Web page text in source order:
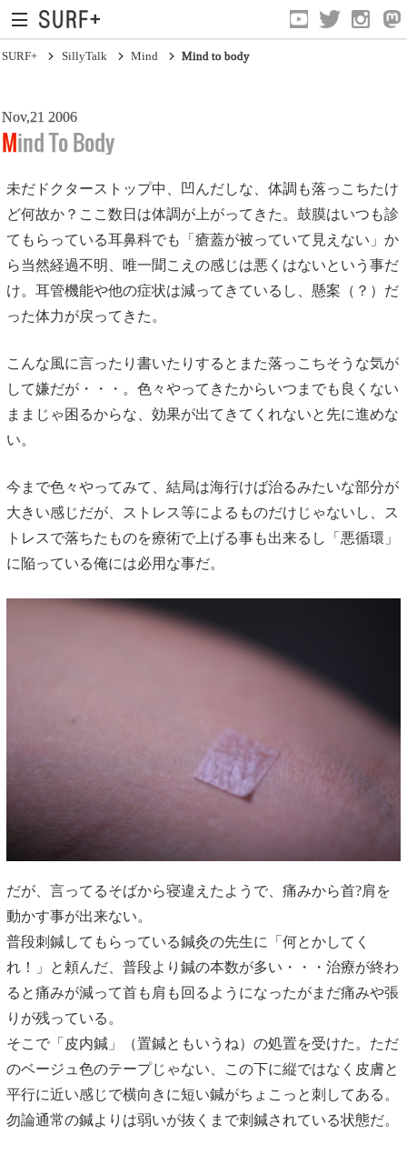
Current Affairs
Life In Surfing
Vibration
Mind
Clips
SURF+ SillyTalk Mind Mind to body
Nov,21 2006
Mind To Body
未だドクターストップ中、凹んだしな、体調も落っこちたけ
ど何故か？ここ数日は体調が上がってきた。鼓膜はいつも診
てもらっている耳鼻科でも「瘡蓋が被っていて見えない」か
ら当然経過不明、唯一聞こえの感じは悪くはないという事だ
け。耳管機能や他の症状は減ってきているし、懸案（？）だ
った体力が戻ってきた。
こんな風に言ったり書いたりするとまた落っこちそうな気が
して嫌だが・・・。色々やってきたからいつまでも良くない
ままじゃ困るからな、効果が出てきてくれないと先に進めな
い。
今まで色々やってみて、結局は海行けば治るみたいな部分が
大きい感じだが、ストレス等によるものだけじゃないし、ス
トレスで落ちたものを療術で上げる事も出来るし「悪循環」
に陥っている俺には必用な事だ。
だが、言ってるそばから寝違えたようで、痛みから首?肩を
動かす事が出来ない。
普段刺鍼してもらっている鍼灸の先生に「何とかしてく
れ！」と頼んだ、普段より鍼の本数が多い・・・治療が終わ
ると痛みが減って首も肩も回るようになったがまだ痛みや張
りが残っている。
そこで「皮内鍼」（置鍼ともいうね）の処置を受けた。ただ
のベージュ色のテープじゃない、この下に縦ではなく皮膚と
平行に近い感じで横向きに短い鍼がちょこっと刺してある。
勿論通常の鍼よりは弱いが抜くまで刺鍼されている状態だ。